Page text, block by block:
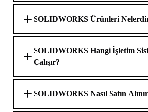
SOLIDWORKS Ürünleri
SOLIDWORKS Hangi İşletim
Çalışır?
SOLIDWORKS Nasıl Satın